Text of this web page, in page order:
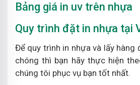
Bảng giá in uv trên nhựa
Quy trình đặt in nhựa tại
Để quy trình in nhựa và lấy hàng
chóng thì bạn hãy thực hiện
chúng tôi phục vụ bạn tốt nhất.